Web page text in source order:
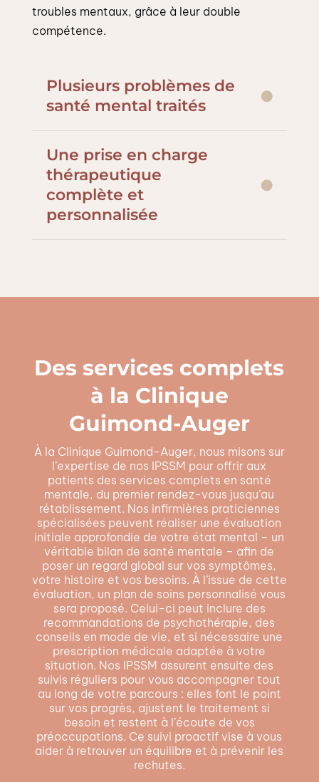
troubles mentaux, grâce à leur double
compétence.
Plusieurs problèmes de
santé mental traités
Une prise en charge
thérapeutique
complète et
personnalisée
Des services complets
à la Clinique
Guimond-Auger
À la Clinique Guimond-Auger, nous misons sur
l’expertise de nos IPSSM pour offrir aux
patients des services complets en santé
mentale, du premier rendez-vous jusqu’au
rétablissement. Nos infirmières praticiennes
spécialisées peuvent réaliser une évaluation
initiale approfondie de votre état mental – un
véritable bilan de santé mentale – afin de
poser un regard global sur vos symptômes,
votre histoire et vos besoins. À l’issue de cette
évaluation, un plan de soins personnalisé vous
sera proposé. Celui-ci peut inclure des
recommandations de psychothérapie, des
conseils en mode de vie, et si nécessaire une
prescription médicale adaptée à votre
situation. Nos IPSSM assurent ensuite des
suivis réguliers pour vous accompagner tout
au long de votre parcours : elles font le point
sur vos progrès, ajustent le traitement si
besoin et restent à l’écoute de vos
préoccupations. Ce suivi proactif vise à vous
aider à retrouver un équilibre et à prévenir les
rechutes.